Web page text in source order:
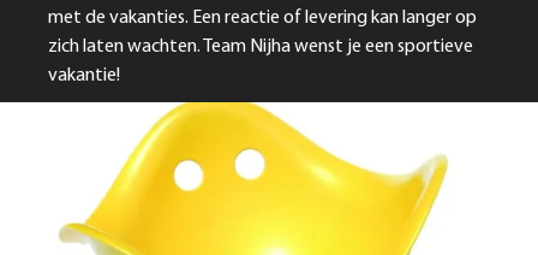
met de vakanties. Een reactie of levering kan langer op
zich laten wachten. Team Nijha wenst je een sportieve
vakantie!